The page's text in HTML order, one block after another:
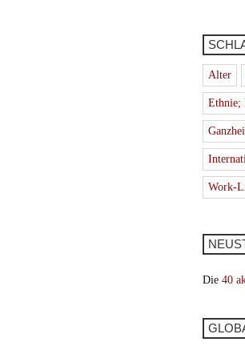
Alter
Ethnie;
Work-
Die 40